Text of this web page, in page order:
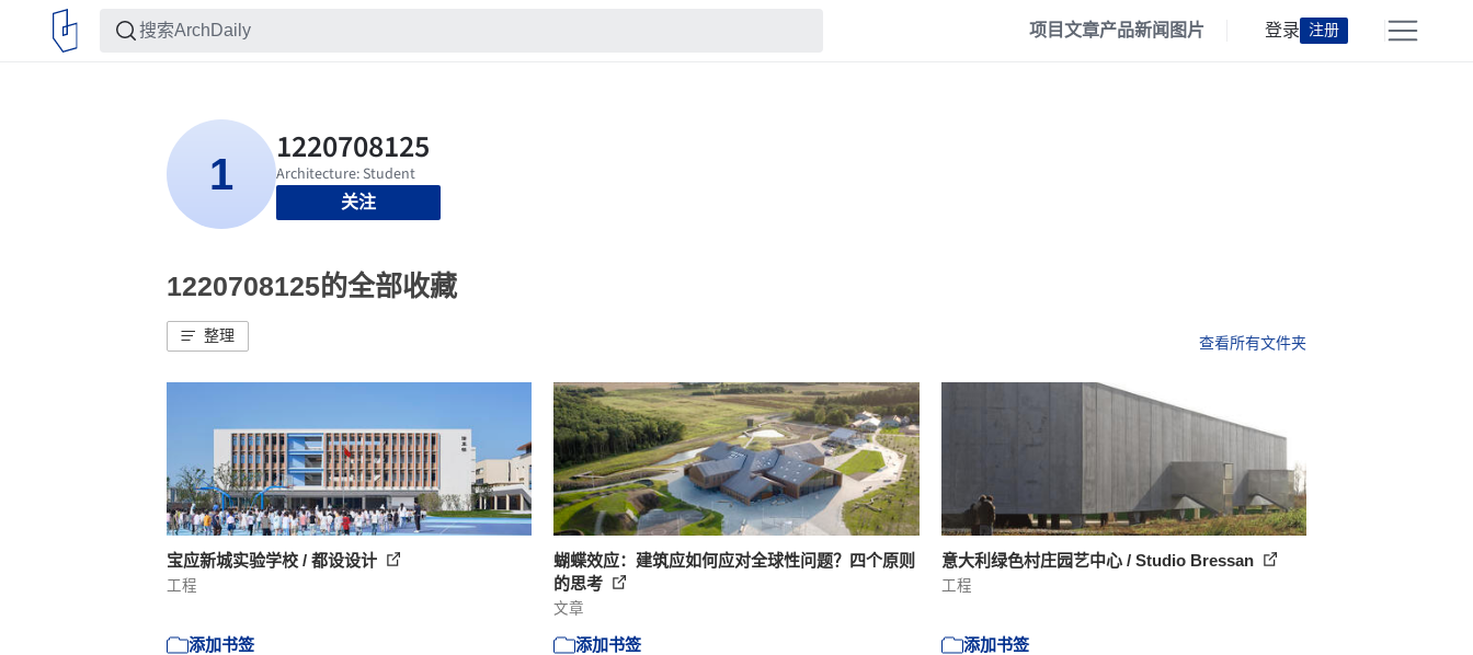
项目文章产品新闻 图片 登录 注册
关注
1220708125的全部收藏
整理 查看所有文件夹
宝应新城实验学校 / 都设设计
工程
添加书签
蝴蝶效应：建筑应如何应对全球性问题？四个原则
的思考
文章
添加书签
意大利绿色村庄园艺中心 / Studio Bressan
工程
添加书签